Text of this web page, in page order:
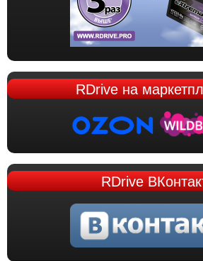
RDriveна
RDrive